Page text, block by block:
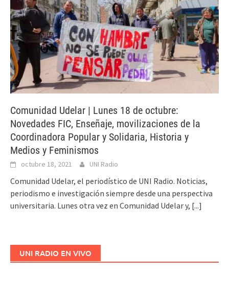
Comunidad Udelar | Lunes 18 de octubre:
Novedades FIC, Enseñaje, movilizaciones de la
Coordinadora Popular y Solidaria, Historia y
Medios y Feminismos
octubre 18, 2021 UNI Radio
Comunidad Udelar, el periodístico de UNI Radio. Noticias,
periodismo e investigación siempre desde una perspectiva
universitaria. Lunes otra vez en Comunidad Udelar y, [...]
UNI RADIO EN VIVO